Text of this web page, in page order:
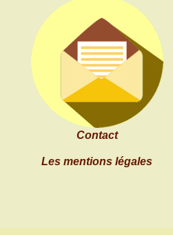
Contact
Les mentions légales